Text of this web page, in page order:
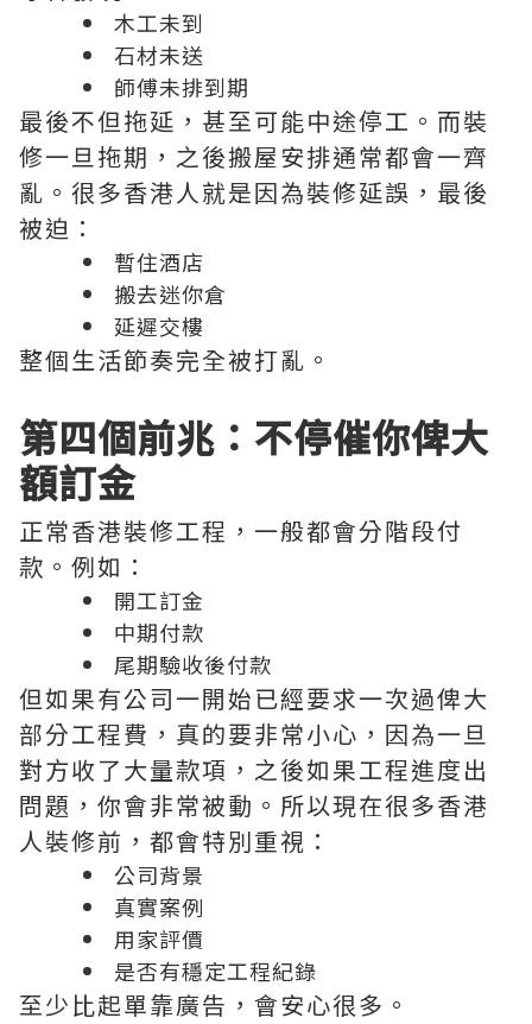
木工未到
石材未送
師傅未排到期
最後不但拖延，甚至可能中途停工。而裝
修一旦拖期，之後搬屋安排通常都會一齊
亂。很多香港人就是因為裝修延誤，最後
被迫：
暫住酒店
搬去迷你倉
延遲交樓
整個生活節奏完全被打亂。
第四個前兆：不停催你俾大
額訂金
正常香港裝修工程，一般都會分階段付
款。例如：
開工訂金
中期付款
尾期驗收後付款
但如果有公司一開始已經要求一次過俾大
部分工程費，真的要非常小心，因為一旦
對方收了大量款項，之後如果工程進度出
問題，你會非常被動。所以現在很多香港
人裝修前，都會特別重視：
公司背景
真實案例
用家評價
是否有穩定工程紀錄
至少比起單靠廣告，會安心很多。